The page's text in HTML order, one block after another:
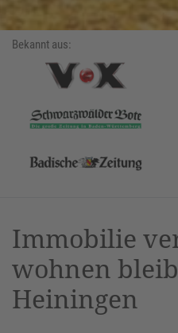
Bekannt aus:
Immobilie
wohnen
Heiningen